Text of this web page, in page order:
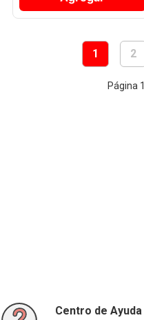
1 2
Página 1
Centro de Ayuda